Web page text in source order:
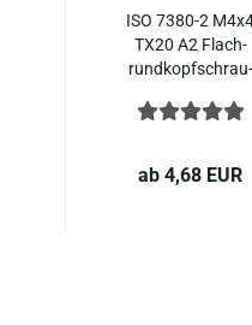
ISO 7380-​2
TX20 A2 Flach­
rund­kopf­schrau­
ab 4,68 EUR